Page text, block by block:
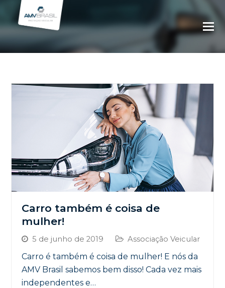
Carro também é coisa de
mulher!
5 de junho de 2019 Associação Veicular
Carro é também é coisa de mulher! E nós da
AMV Brasil sabemos bem disso! Cada vez mais
independentes e…